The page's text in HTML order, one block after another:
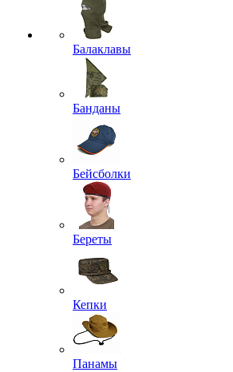
Балаклавы
Банданы
Бейсболки
Береты
Кепки
Панамы